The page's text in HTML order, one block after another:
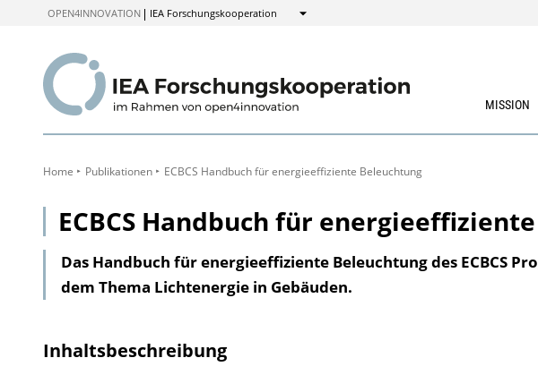
OPEN4INNOVATION IEA Forschungskooperation
Anzeigen
MISSION
Home Publikationen ECBCS Handbuch für energieeffiziente Beleuchtung
ECBCS Handbuch für
Das Handbuch für energieeffiziente Beleuchtung des ECBCS
dem Thema Lichtenergie in Gebäuden.
Inhaltsbeschreibung